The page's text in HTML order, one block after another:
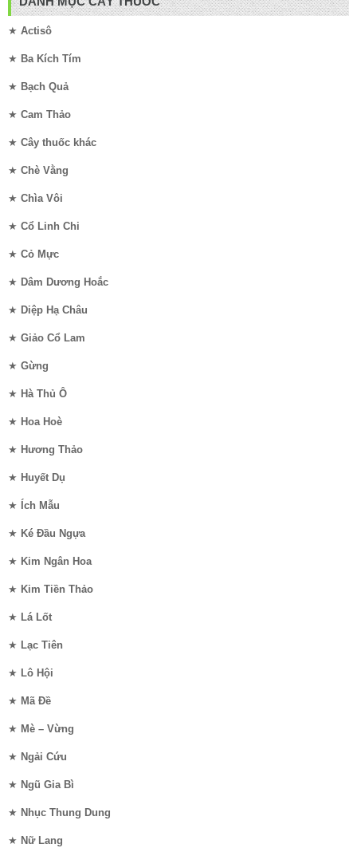
★ Actisô
★ Ba Kích Tím
★ Bạch Quả
★ Cam Thảo
★ Cây thuốc khác
★ Chè Vằng
★ Chìa Vôi
★ Cổ Linh Chi
★ Cỏ Mực
★ Dâm Dương Hoắc
★ Diệp Hạ Châu
★ Giảo Cổ Lam
★ Gừng
★ Hà Thủ Ô
★ Hoa Hoè
★ Hương Thảo
★ Huyết Dụ
★ Ích Mẫu
★ Ké Đầu Ngựa
★ Kim Ngân Hoa
★ Kim Tiền Thảo
★ Lá Lốt
★ Lạc Tiên
★ Lô Hội
★ Mã Đề
★ Mè – Vừng
★ Ngải Cứu
★ Ngũ Gia Bì
★ Nhục Thung Dung
★ Nữ Lang